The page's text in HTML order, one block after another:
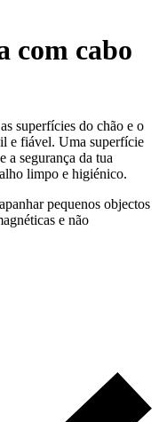
com cabo
superfícies do chão e o
e fiável. Uma superfície
a segurança da tua
limpo e higiénico.
pequenos objectos
e não